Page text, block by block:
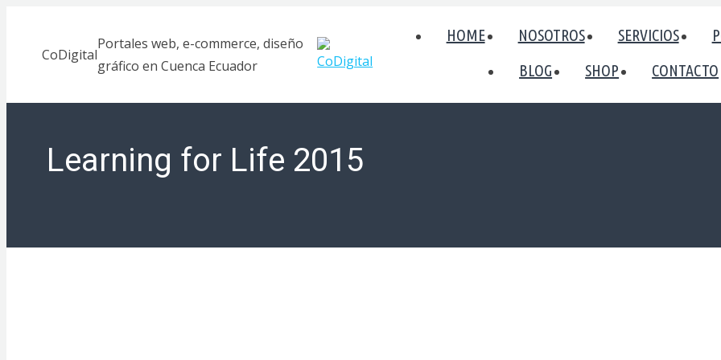
contenidoCoDigital
Portales web, e-commerce, diseño
gráfico en Cuenca Ecuador
HOME NOSOTROS SERVICIOS
BLOG
SHOP CONTACTO
Learning for Life 2015